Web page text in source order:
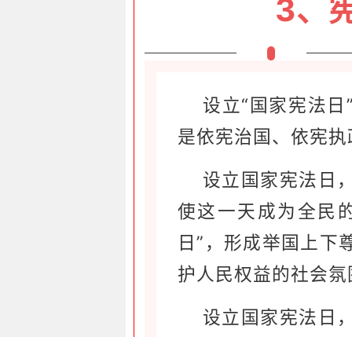
3、
设立“国家宪法
是依宪治国、依宪
设立国家宪法日
使这一天成为全民
日”，形成举国上下
护人民权益的社会氛
设立国家宪法日